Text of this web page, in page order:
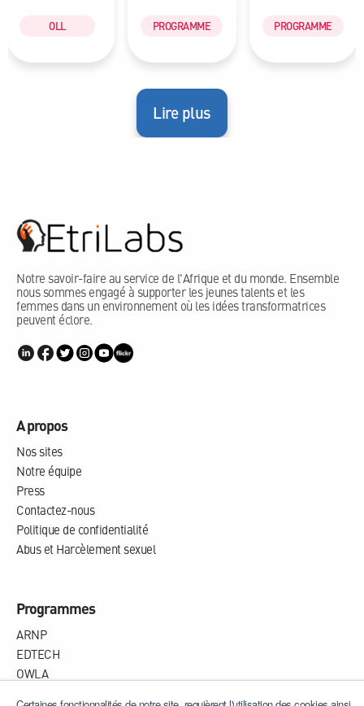
OLL PROGRAMME PROGRAMME
Lire plus
Notre savoir-faire au service de l'Afrique et du monde. Ensemble
nous sommes engagé à supporter les jeunes talents et les
femmes dans un environnement où les idées transformatrices
peuvent éclore.
A propos
Nos sites
Notre équipe
Press
Contactez-nous
Politique de confidentialité
Abus et Harcèlement sexuel
Programmes
ARNP
EDTECH
OWLA